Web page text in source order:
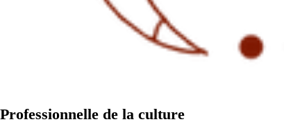
Professionnelle de la culture